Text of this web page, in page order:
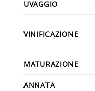
UVAGGIO
VINIFICAZIONE
MATURAZIONE
ANNATA